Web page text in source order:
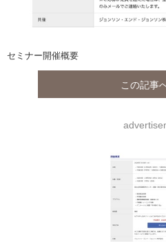
セミナー開催概要
この記事